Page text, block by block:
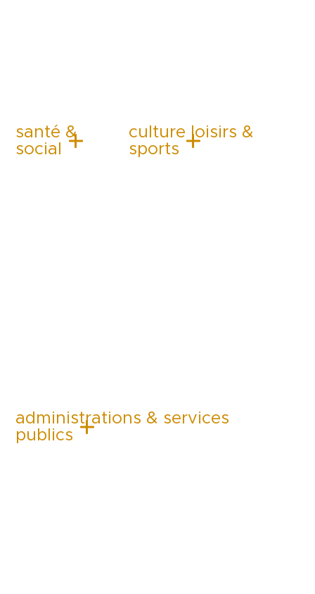
santé &
social
culture loisirs &
sports
administrations & services
publics